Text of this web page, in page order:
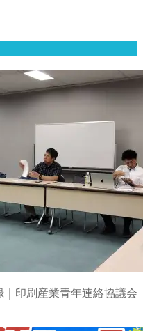
印刷産業青年連絡協議会